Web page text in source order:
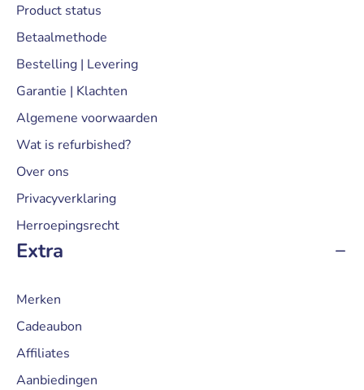
Product status
Betaalmethode
Bestelling | Levering
Garantie | Klachten
Algemene voorwaarden
Wat is refurbished?
Over ons
Privacyverklaring
Herroepingsrecht
Extra
Merken
Cadeaubon
Affiliates
Aanbiedingen